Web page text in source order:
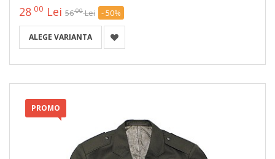
28 00 Lei 5600 Lei - 50%
ALEGE VARIANTA
PROMO